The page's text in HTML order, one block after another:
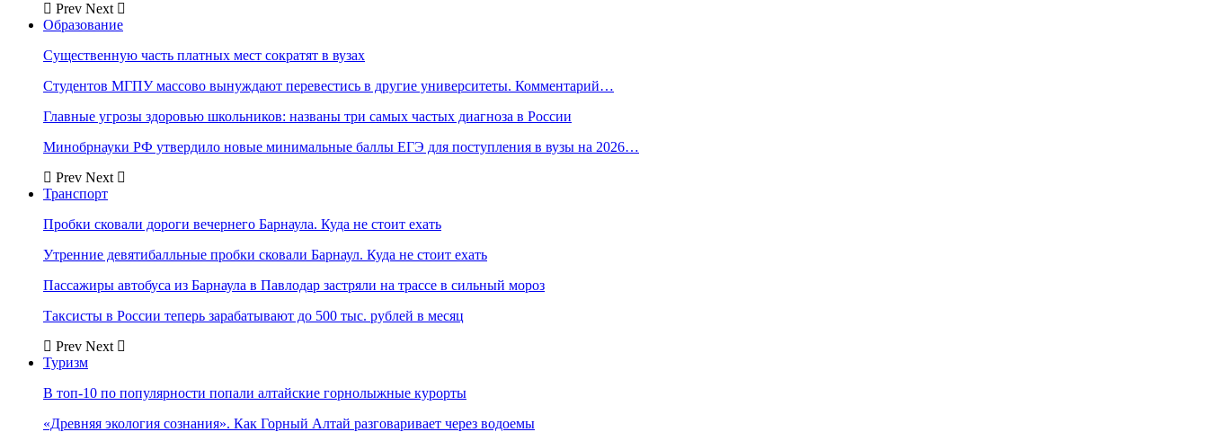
Prev Next
Образование
Существенную часть платных мест сократят в вузах
Студентов МГПУ массово вынуждают перевестись в другие университеты. Комментарий…
Главные угрозы здоровью школьников: названы три самых частых диагноза в России
Минобрнауки РФ утвердило новые минимальные баллы ЕГЭ для поступления в вузы на 2026…
Prev Next
Транспорт
Пробки сковали дороги вечернего Барнаула. Куда не стоит ехать
Утренние девятибалльные пробки сковали Барнаул. Куда не стоит ехать
Пассажиры автобуса из Барнаула в Павлодар застряли на трассе в сильный мороз
Таксисты в России теперь зарабатывают до 500 тыс. рублей в месяц
Prev Next
Туризм
В топ-10 по популярности попали алтайские горнолыжные курорты
«Древняя экология сознания». Как Горный Алтай разговаривает через водоемы